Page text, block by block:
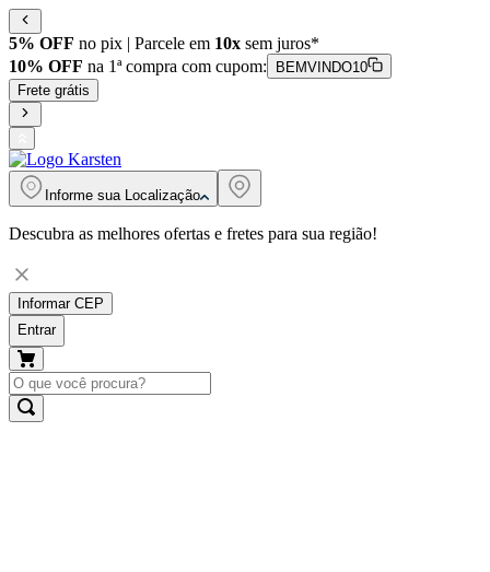
5% OFF no pix | Parcele em 10x sem juros*
10% OFF na 1ª compra com cupom:
BEMVINDO10
Frete grátis
Informe sua Localização
Descubra as melhores ofertas e fretes para sua região!
Informar CEP
Entrar